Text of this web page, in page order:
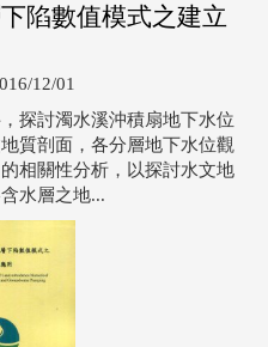
陷數值模式之建立
12/01
探討濁水溪沖積扇地下水位
質剖面，各分層地下水位觀
相關性分析，以探討水文地
水層之地...